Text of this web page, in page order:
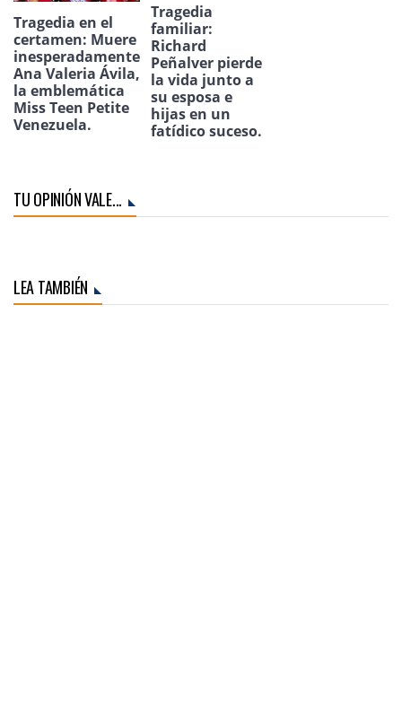
Tragedia en el
certamen: Muere
inesperadamente
Ana Valeria Ávila,
la emblemática
Miss Teen Petite
Venezuela.
Tragedia
familiar:
Richard
Peñalver pierde
la vida junto a
su esposa e
hijas en un
fatídico suceso.
TU OPINIÓN VALE...
LEA TAMBIÉN